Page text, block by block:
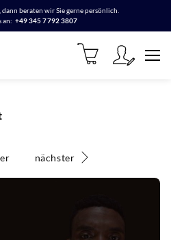
beraten wir Sie gerne persönlich.
an: +49 345 7792 3807
nächster